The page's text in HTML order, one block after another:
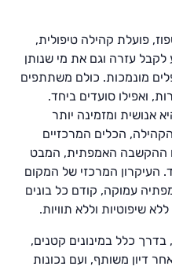
פועלת קהילה טיפולית,
עזרה וגם את מי שנותן
מונמכות. כולם משתתפים
ואפילו סועדים ביחד.
אנושית ומזמינה יותר
הכלים המרכזיים
ההקשבה האמפתית, המבט
העיקרון המרכזי של המקום
עמוקה, קודם כל בונים
שיפוטיות וללא תוויות.
כלל במינונים קטנים,
דיון משותף, ועם נכונות